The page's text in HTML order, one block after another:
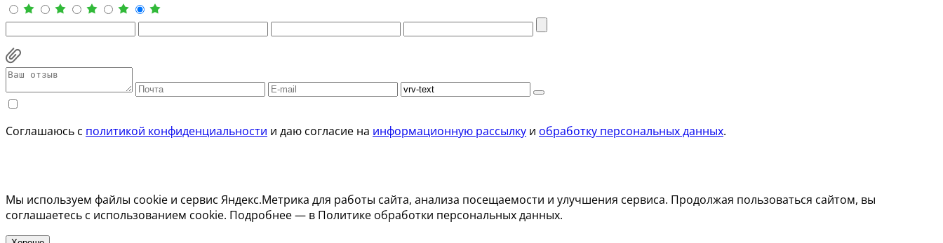
Соглашаюсь с политикой конфиденциальности и даю согласие на информационную рассылку и обработку персональных данных.
Мы используем файлы cookie и сервис Яндекс.Метрика для работы сайта, анализа посещаемости и улучшения сервиса. Продолжая пользоваться сайтом, вы
соглашаетесь с использованием cookie. Подробнее — в Политике обработки персональных данных.